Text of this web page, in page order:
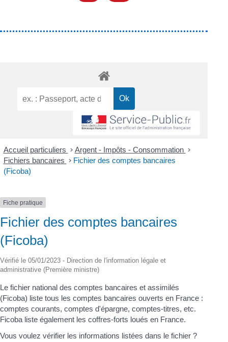
Accueil particuliers > Argent - Impôts - Consommation >
Fichiers bancaires > Fichier des comptes bancaires
(Ficoba)
Fiche pratique
Fichier des comptes bancaires
(Ficoba)
Vérifié le 05/01/2023 - Direction de l'information légale et
administrative (Première ministre)
Le fichier national des comptes bancaires et assimilés
(Ficoba) liste tous les comptes bancaires ouverts en France :
comptes courants, comptes d'épargne, comptes-titres, etc.
Ficoba liste également les coffres-forts loués en France.
Vous voulez vérifier les informations listées dans le fichier ?